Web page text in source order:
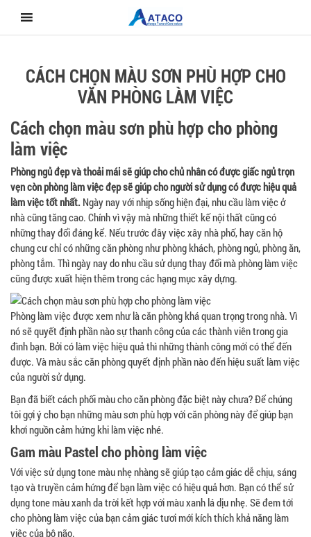
content
CÁCH CHỌN MÀU SƠN PHÙ HỢP CHO
VĂN PHÒNG LÀM VIỆC
Cách chọn màu sơn phù hợp cho phòng
làm việc
Phòng ngủ đẹp và thoải mái sẽ giúp cho chủ nhân có được giấc ngủ trọn
vẹn còn phòng làm việc đẹp sẽ giúp cho người sử dụng có được hiệu quả
làm việc tốt nhất. Ngày nay với nhịp sống hiện đại, nhu cầu làm việc ở
nhà cũng tăng cao. Chính vì vậy mà những thiết kế nội thất cũng có
những thay đổi đáng kể. Nếu trước đây việc xây nhà phố, hay căn hộ
chung cư chỉ có những căn phòng như phòng khách, phòng ngủ, phòng ăn,
phòng tắm. Thì ngày nay do nhu cầu sử dụng thay đổi mà phòng làm việc
cũng được xuất hiện thêm trong các hạng mục xây dựng.
Phòng làm việc được xem như là căn phòng khá quan trọng trong nhà. Vì
nó sẽ quyết định phần nào sự thanh công của các thành viên trong gia
đình bạn. Bởi có làm việc hiệu quả thì những thành công mới có thể đến
được. Và màu sắc căn phòng quyết định phần nào đến hiệu suất làm việc
của người sử dụng.
Bạn đã biết cách phối màu cho căn phòng đặc biệt này chưa? Để chúng
tôi gợi ý cho bạn những màu sơn phù hợp với căn phòng này để giúp bạn
khơi nguồn cảm hứng khi làm việc nhé.
Gam màu Pastel cho phòng làm việc
Với việc sử dụng tone màu nhẹ nhàng sẽ giúp tạo cảm giác dễ chịu, sáng
tạo và truyền cảm hứng để bạn làm việc có hiệu quả hơn. Bạn có thể sử
dụng tone màu xanh da trời kết hợp với màu xanh lá dịu nhẹ. Sẽ đem tới
cho phòng làm việc của bạn cảm giác tươi mới kích thích khả năng làm
việc của bộ não.